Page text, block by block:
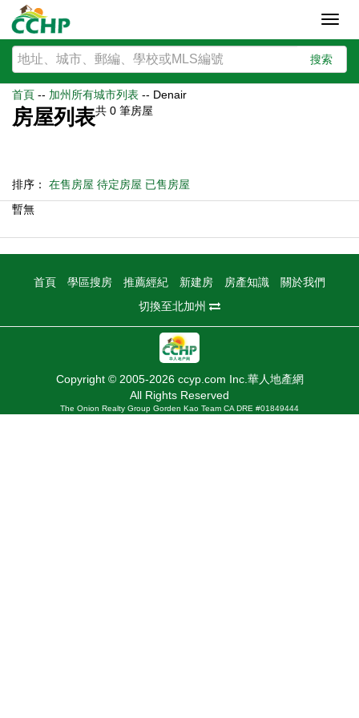
搜索
首頁 -- 加州所有城市列表 -- Denair
房屋列表共 0 筆房屋
排序： 在售房屋 待定房屋 已售房屋
暫無
首頁 學區搜房 推薦經紀 新建房 房產知識
關於我們
切換至北加州
Copyright © 2005-2026 ccyp.com Inc.華人地產網
All Rights Reserved
The Onion Realty Group Gorden Kao Team CA DRE #01849444